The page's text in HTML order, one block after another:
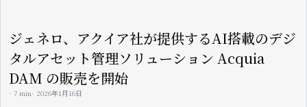
ジェネロ、アクイア社が提供するAI搭載のデジ
タルアセット管理ソリューション Acquia
DAM の販売を開始
7 min 2026年1月16日